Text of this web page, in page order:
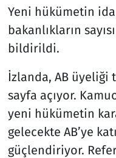
Yeni hükümetin
bakanlıkların
bildirildi.
İzlanda, AB üyeliği
sayfa açıyor.
yeni hükümetin
gelecekte AB’ye
güçlendiriyor.